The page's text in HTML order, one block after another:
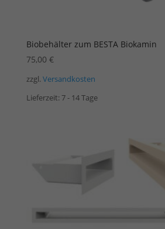
Biobehälter zum BESTA Biokamin
75,00 €
zzgl. Versandkosten
Lieferzeit: 7 - 14 Tage